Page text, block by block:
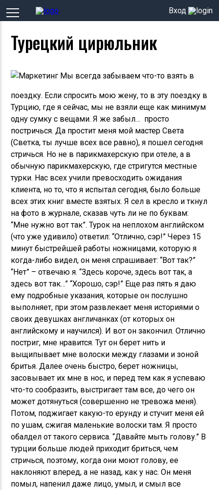
Вход
Турецкий цирюльник
Мы всегда забываем что-то взять в
поездку. Если спросить мою жену, то в эту поездку в
Турцию, где я сейчас, мы не взяли еще как минимум
одну сумку с вещами. Я же забыл… просто
постричься. Да простит меня мой мастер Света
(Светка, ты лучше всех все равно), я пошел сегодня
стричься. Но не в парикмахерскую при отеле, а в
обычную парикмахерскую, где стригутся местные
турки. Нас всех учили превосходить ожидания
клиента, но то, что я испытал сегодня, было больше
всех этих книг вместе взятых. Я сел в кресло и ткнул
на фото в журнале, сказав чуть ли не по буквам:
“Мне нужно вот так”. Турок на неплохом английском
(что уже удивило) ответил: “Отлично, сэр!” Через 15
минут быстрейшей работы ножницами, которую я
когда-либо видел, он меня спрашивает: “Вот так?”
“Нет” – отвечаю я. “Здесь короче, здесь вот так, а
здесь вот так…” “Хорошо, сэр!” Еще раз пять я даю
ему подробные указания, которые он послушно
выполняет, при этом развлекает меня историями о
своих девушках англичанках (от которых он
английскому и научился). И вот он закончил. Отлично
постриг, мне нравится. Тут он берет нить и
выщипывает мне волоски между глазами и зоной
бритья. Далее очень быстро, берет ножницы,
засовывает их мне в нос, и перед тем как я успеваю
что-то сообразить, выстригает там все, до чего он
может дотянуться (совершенно не тревожа меня).
Потом, поджигает какую-то ерунду и стучит меня ей
по ушам, сжигая маленькие волоски там. Я просто
обалдел от такого сервиса. “Давайте мыть голову.” В
турции больше людей приходит бриться, чем
стричься, поэтому, когда они моют голову, ее
наклоняют вперед, а не назад, как у нас. Он меня
помыл, напенил даже лицо, умыл, и смыл все